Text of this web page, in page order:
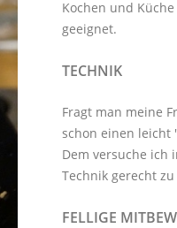
Kochen und Küche
geeignet.
TECHNIK
Fragt man meine
schon einen leicht
Dem versuche ich
Technik gerecht
FELLIGE